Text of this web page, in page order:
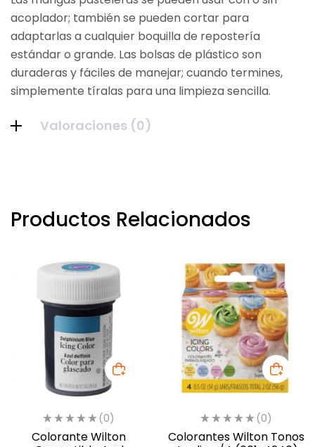
acoplador; también se pueden cortar para
adaptarlas a cualquier boquilla de repostería
estándar o grande. Las bolsas de plástico son
duraderas y fáciles de manejar; cuando termines,
simplemente tíralas para una limpieza sencilla.
Valoraciones (0)
Productos Relacionados
(0)
Colorante Wilton
(0)
Colorantes Wilton Tonos